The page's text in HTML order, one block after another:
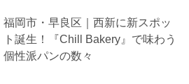
福岡市・早良区｜西新に新スポッ
ト誕生！『Chill Bakery』で味わう
個性派パンの数々